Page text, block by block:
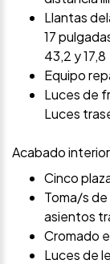
Llantas
17
43,2 y 17,8
Equipo
Luces de
Luces
Acabado interior
Cinco
Toma/s
asientos
Cromado
Luces de